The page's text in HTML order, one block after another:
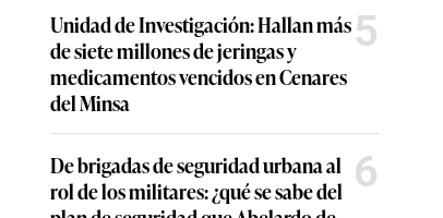
Unidad de Investigación: Hallan más
de siete millones de jeringas y
medicamentos vencidos en Cenares
del Minsa
5
De brigadas de seguridad urbana al
rol de los militares: ¿qué se sabe del 6